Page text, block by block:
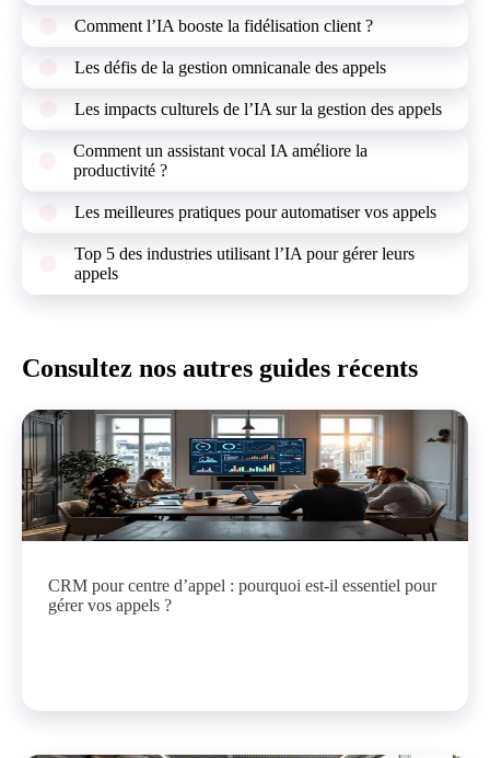
Comment l’IA booste la fidélisation client ?
Les défis de la gestion omnicanale des appels
Les impacts culturels de l’IA sur la gestion des appels
Comment un assistant vocal IA améliore la
productivité ?
Les meilleures pratiques pour automatiser vos appels
Top 5 des industries utilisant l’IA pour gérer leurs
appels
Consultez nos autres guides récents
CRM pour centre d’appel : pourquoi est-il essentiel pour
gérer vos appels ?